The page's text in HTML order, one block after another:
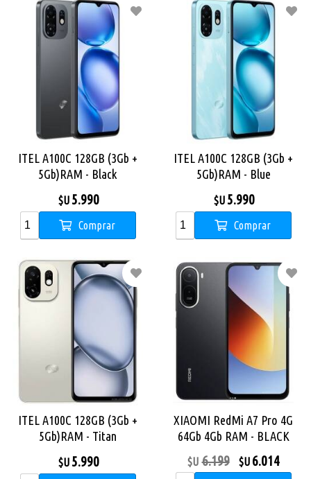
ITEL A100C 128GB (3Gb +
5Gb)RAM - Black
$U 5.990
Comprar
ITEL A100C 128GB (3Gb +
5Gb)RAM - Blue
$U 5.990
Comprar
ITEL A100C 128GB (3Gb +
5Gb)RAM - Titan
$U 5.990
XIAOMI RedMi A7 Pro 4G
64Gb 4Gb RAM - BLACK
$U 6.199 $U 6.014